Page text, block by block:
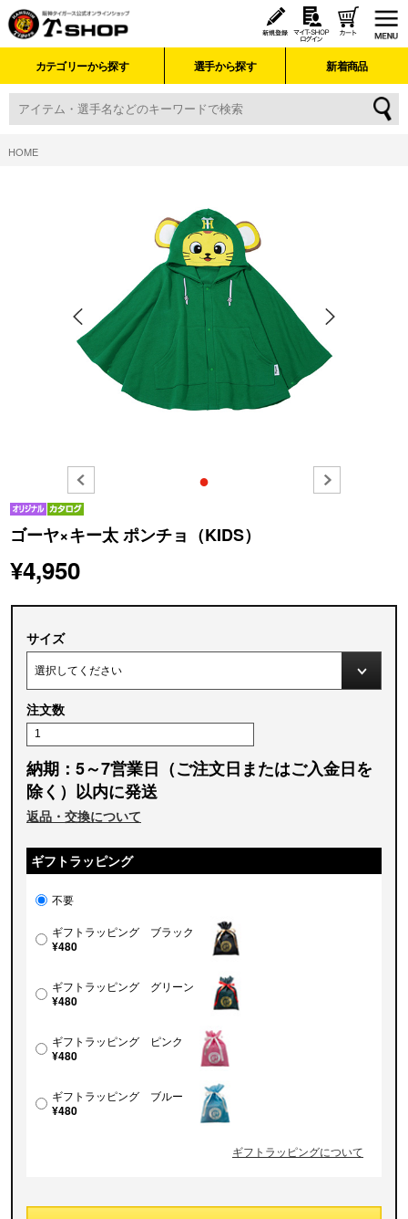
カテゴリーから探す 選手から探す 新着商品
HOME
●
ゴーヤ×キー太 ポンチョ（KIDS）
¥4,950
サイズ
注文数
納期：5～7営業日（ご注文日またはご入金日を
除く）以内に発送
返品・交換について
ギフトラッピング
不要
ギフトラッピング ブラック
¥480
ギフトラッピング グリーン
¥480
ギフトラッピング ピンク
¥480
ギフトラッピング ブルー
¥480
ギフトラッピングについて